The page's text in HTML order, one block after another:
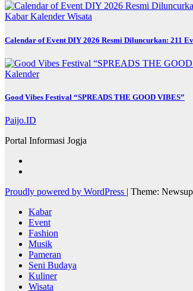
KabarKalenderWisata
Calendar of Event DIY 2026 Resmi Diluncurkan: 211
Kalender
Good Vibes Festival “SPREADS THE GOOD VIBES”
Paijo.ID
Portal Informasi Jogja
Proudly powered by WordPress | Theme:
Kabar
Event
Fashion
Musik
Pameran
Seni Budaya
Kuliner
Wisata